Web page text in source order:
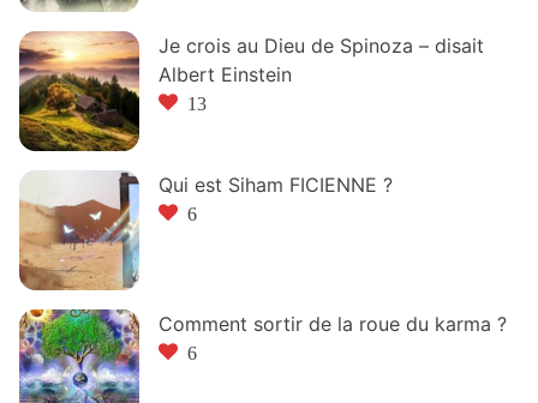
Je crois au Dieu de Spinoza – disait
Albert Einstein
13
Qui est Siham FICIENNE ?
6
Comment sortir de la roue du karma ?
6